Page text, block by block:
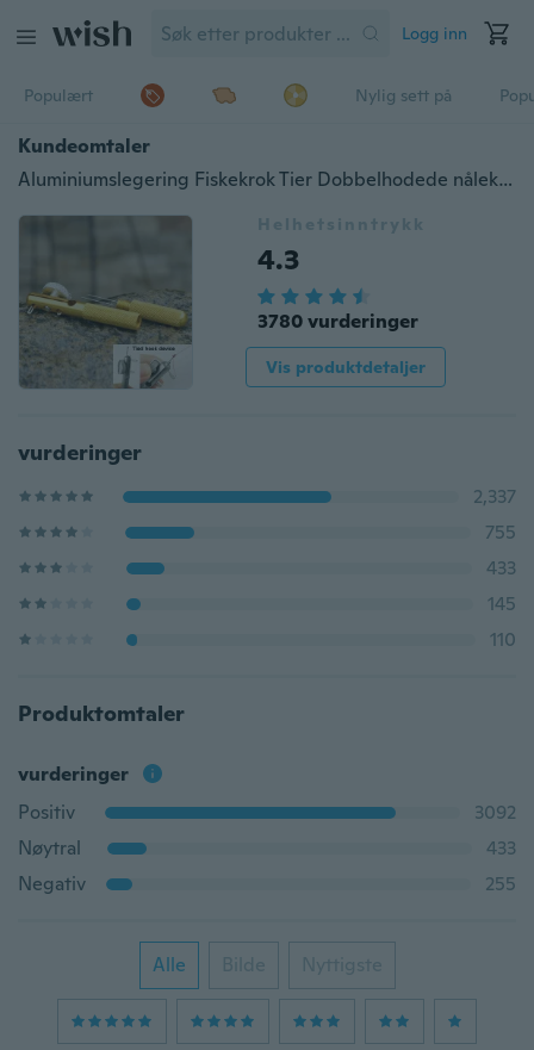
Logg inn
Populært Nylig sett på
Kundeomtaler
Aluminiumslegering Fiskekrok Tier Dobbelhodede nåleknuter Slips Fiske Line Knotter Fishhook Tie Device Fiske tilbehør
Helhetsinntrykk
4.3
3780 vurderinger
Vis produktdetaljer
vurderinger
2,337
755
433
145
110
Produktomtaler
vurderinger
Positiv
3092
Nøytral
433
Negativ
255
Alle Bilde Nyttigste